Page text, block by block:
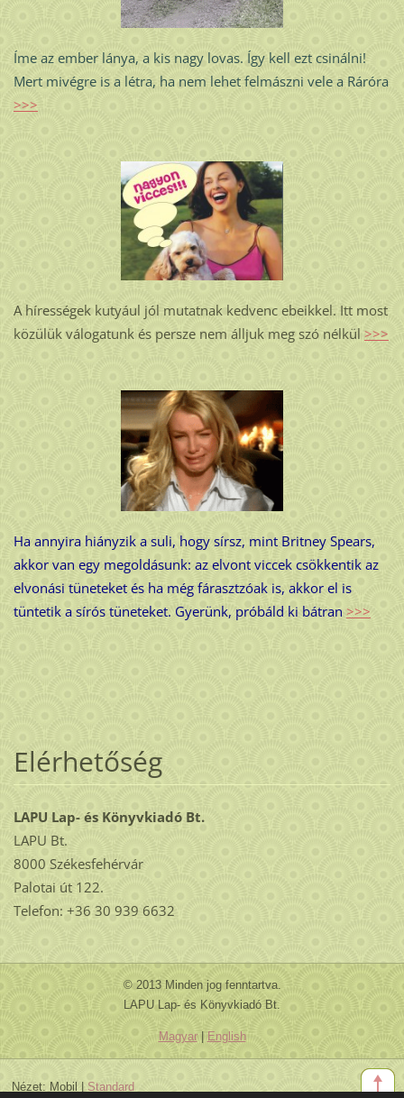
Íme az ember lánya, a kis nagy lovas. Így kell ezt csinálni!
Mert mivégre is a létra, ha nem lehet felmászni vele a Ráróra
>>>
A hírességek kutyául jól mutatnak kedvenc ebeikkel. Itt most
közülük válogatunk és persze nem álljuk meg szó nélkül >>>
Ha annyira hiányzik a suli, hogy sírsz, mint Britney Spears,
akkor van egy megoldásunk: az elvont viccek csökkentik az
elvonási tüneteket és ha még fárasztzóak is, akkor el is
tüntetik a sírós tüneteket. Gyerünk, próbáld ki bátran >>>
Elérhetőség
LAPU Lap- és Könyvkiadó Bt.
LAPU Bt.
8000 Székesfehérvár
Palotai út 122.
Telefon: +36 30 939 6632
© 2013 Minden jog fenntartva.
LAPU Lap- és Könyvkiadó Bt.
Magyar| English
Nézet: Mobil | Standard